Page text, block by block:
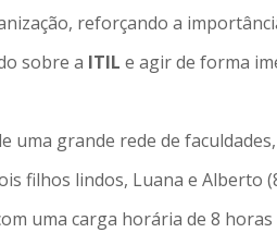
reforçando a
sobre a ITIL e agir de forma
uma grande rede de
filhos lindos, Luana e Alberto
uma carga horária de 8 horas